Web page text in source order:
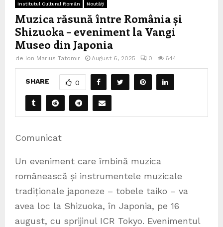
Institutul Cultural Român Noutăți
Muzica răsună între România și
Shizuoka – eveniment la Vangi
Museo din Japonia
de Ion Marius Tatomir August 6, 2025 0 644
SHARE 0
Comunicat
Un eveniment care îmbină muzica
românească și instrumentele muzicale
tradiționale japoneze – tobele taiko – va
avea loc la Shizuoka, în Japonia, pe 16
august, cu sprijinul ICR Tokyo. Evenimentul